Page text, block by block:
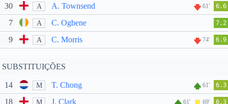
30 A A. Townsend 61' 6.6
7 A C. Ogbene 7.2
9 A C. Morris 74' 6.9
SUBSTITUIÇÕES
14 M T. Chong 61' 6.3
18 M J. Clark 61' 69' 6.3